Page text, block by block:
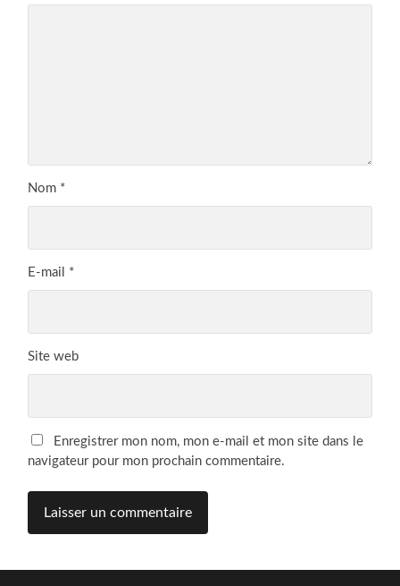
Nom *
E-mail *
Site web
Enregistrer mon nom, mon e-mail et mon site dans le
navigateur pour mon prochain commentaire.